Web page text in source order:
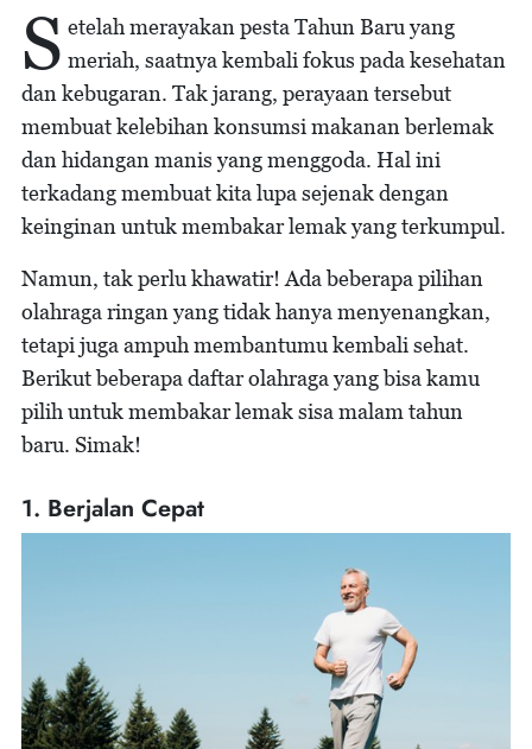
S etelah merayakan pesta Tahun Baru yang
meriah, saatnya kembali fokus pada kesehatan
dan kebugaran. Tak jarang, perayaan tersebut
membuat kelebihan konsumsi makanan berlemak
dan hidangan manis yang menggoda. Hal ini
terkadang membuat kita lupa sejenak dengan
keinginan untuk membakar lemak yang terkumpul.
Namun, tak perlu khawatir! Ada beberapa pilihan
olahraga ringan yang tidak hanya menyenangkan,
tetapi juga ampuh membantumu kembali sehat.
Berikut beberapa daftar olahraga yang bisa kamu
pilih untuk membakar lemak sisa malam tahun
baru. Simak!
1. Berjalan Cepat